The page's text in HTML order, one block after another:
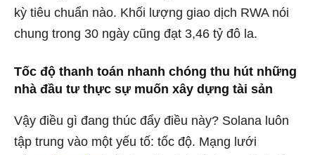
kỳ tiêu chuẩn nào. Khối lượng giao dịch RWA nói
chung trong 30 ngày cũng đạt 3,46 tỷ đô la.
Tốc độ thanh toán nhanh chóng thu hút những
nhà đầu tư thực sự muốn xây dựng tài sản
Vậy điều gì đang thúc đẩy điều này? Solana luôn
tập trung vào một yếu tố: tốc độ. Mạng lưới